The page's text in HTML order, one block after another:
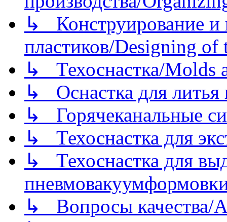
↳ Конструирование и
пластиков/Designing of
↳ Техоснастка/Molds
↳ Оснастка для литья
↳ Горячеканальные
↳ Техоснастка для
↳ Техоснастка для
↳ Вопросы качества/